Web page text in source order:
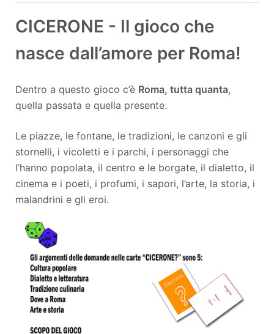
CICERONE - Il gioco che
nasce dall’amore per Roma!
Dentro a questo gioco c’è Roma, tutta quanta,
quella passata e quella presente.
Le piazze, le fontane, le tradizioni, le canzoni e gli
stornelli, i vicoletti e i parchi, i personaggi che
l’hanno popolata, il centro e le borgate, il dialetto, il
cinema e i poeti, i profumi, i sapori, l’arte, la storia, i
malandrini e gli eroi.